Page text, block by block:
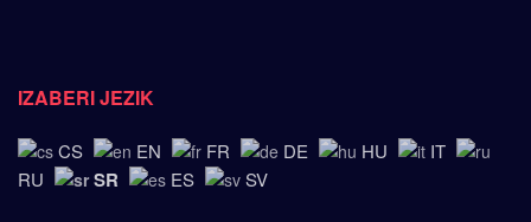
IZABERI JEZIK
CS EN FR DE HU
IT
RU
SR ES SV